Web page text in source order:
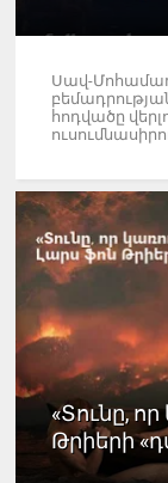
Սավ-
հոդվածը
«Տունը,
Թրիերի